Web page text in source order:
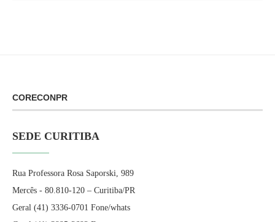
CORECONPR
SEDE CURITIBA
Rua Professora Rosa Saporski, 989
Mercês - 80.810-120 – Curitiba/PR
Geral (41) 3336-0701 Fone/whats